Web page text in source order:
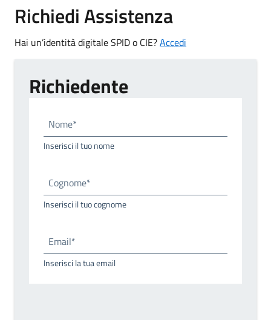
Richiedi Assistenza
Hai un’identità digitale SPID o CIE?Accedi
Richiedente
Nome*
Inserisci il tuo nome
Cognome*
Inserisci il tuo cognome
Email*
Inserisci la tua email